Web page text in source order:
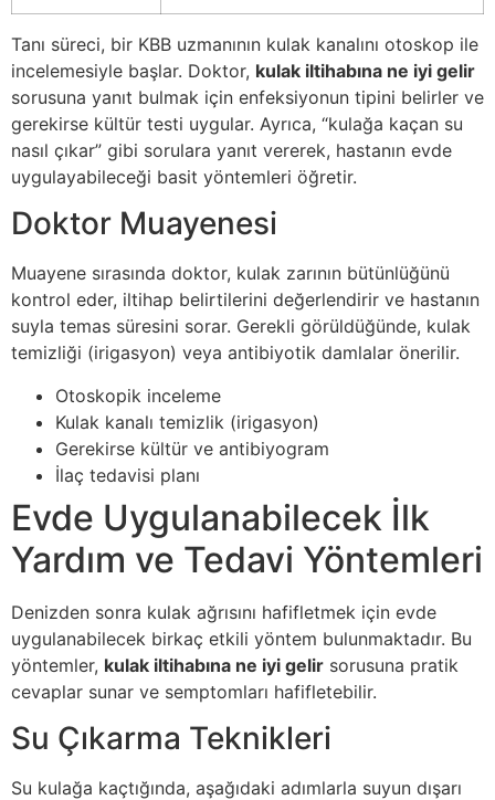
Tanı süreci, bir KBB uzmanının kulak kanalını otoskop ile
incelemesiyle başlar. Doktor, kulak iltihabına ne iyi gelir
sorusuna yanıt bulmak için enfeksiyonun tipini belirler ve
gerekirse kültür testi uygular. Ayrıca, “kulağa kaçan su
nasıl çıkar” gibi sorulara yanıt vererek, hastanın evde
uygulayabileceği basit yöntemleri öğretir.
Doktor Muayenesi
Muayene sırasında doktor, kulak zarının bütünlüğünü
kontrol eder, iltihap belirtilerini değerlendirir ve hastanın
suyla temas süresini sorar. Gerekli görüldüğünde, kulak
temizliği (irigasyon) veya antibiyotik damlalar önerilir.
Otoskopik inceleme
Kulak kanalı temizlik (irigasyon)
Gerekirse kültür ve antibiyogram
İlaç tedavisi planı
Evde Uygulanabilecek İlk
Yardım ve Tedavi Yöntemleri
Denizden sonra kulak ağrısını hafifletmek için evde
uygulanabilecek birkaç etkili yöntem bulunmaktadır. Bu
yöntemler, kulak iltihabına ne iyi gelir sorusuna pratik
cevaplar sunar ve semptomları hafifletebilir.
Su Çıkarma Teknikleri
Su kulağa kaçtığında, aşağıdaki adımlarla suyun dışarı